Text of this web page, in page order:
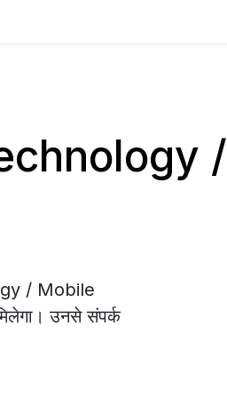
/
/ Mobile
उनसे संपर्क